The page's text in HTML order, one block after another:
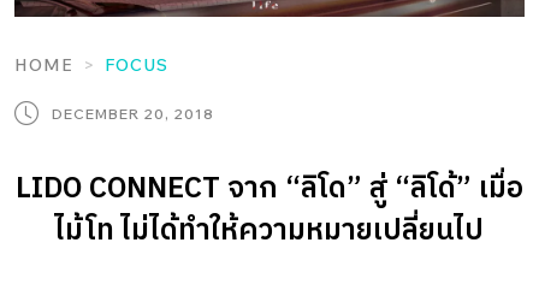
HOME FOCUS
DECEMBER 20, 2018
LIDO CONNECT จาก “ลิโด” สู่ “ลิโด้” เมื่อ
ไม้โท ไม่ได้ทำให้ความหมายเปลี่ยนไป